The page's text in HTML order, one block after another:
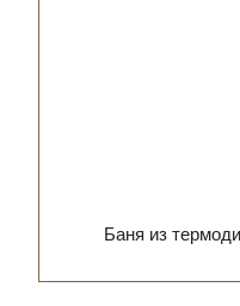
Баня из